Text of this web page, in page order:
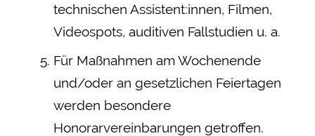
technischen Assistent:innen, Filmen,
Videospots, auditiven Fallstudien u. a.
Für Maßnahmen am Wochenende
und/oder an gesetzlichen Feiertagen
werden besondere
Honorarvereinbarungen getroffen.